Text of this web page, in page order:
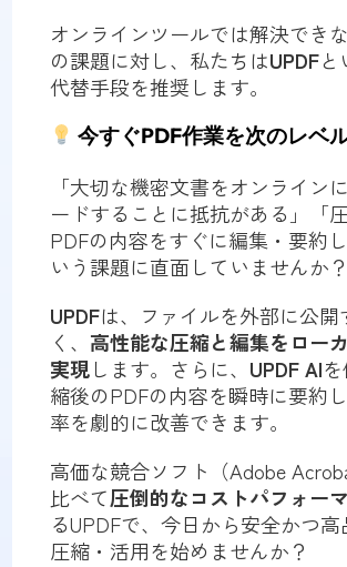
オンラインツールでは解決でき
の課題に対し、私たちはUPDFと
代替手段を推奨します。
今すぐPDF作業を次のレベ
「大切な機密文書をオンライン
ードすることに抵抗がある」「
PDFの内容をすぐに編集・要約
いう課題に直面していませんか？
UPDFは、ファイルを外部に公開
く、 高性能な圧縮と編集をロー
実現します。さらに、 UPDF AI
縮後のPDFの内容を瞬時に要約
率を劇的に改善できます。
高価な競合ソフト（Adobe
比べて圧倒的なコストパフォー
るUPDFで、今日から安全かつ
圧縮・活用を始めませんか？